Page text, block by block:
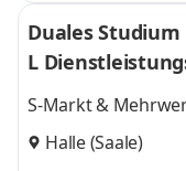
Duales
L
S-Markt &
Halle (Saale)